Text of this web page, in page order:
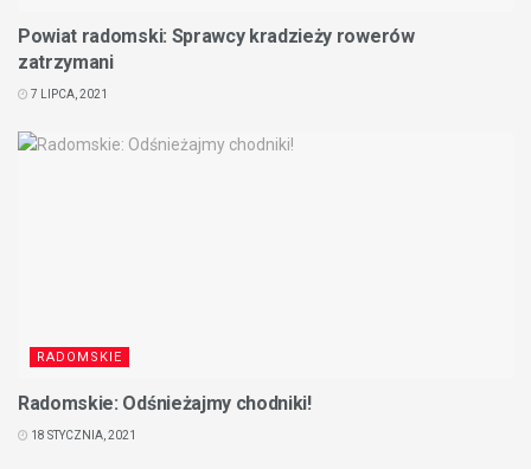
Powiat radomski: Sprawcy kradzieży rowerów
zatrzymani
7 LIPCA, 2021
RADOMSKIE
Radomskie: Odśnieżajmy chodniki!
18 STYCZNIA, 2021